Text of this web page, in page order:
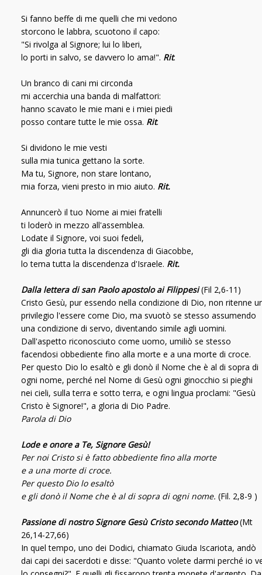
Si fanno beffe di me quelli che mi vedono
storcono le labbra, scuotono il capo:
"Si rivolga al Signore; lui lo liberi,
lo porti in salvo, se davvero lo ama!". Rit.
Un branco di cani mi circonda
mi accerchia una banda di malfattori:
hanno scavato le mie mani e i miei piedi
posso contare tutte le mie ossa. Rit.
Si dividono le mie vesti
sulla mia tunica gettano la sorte.
Ma tu, Signore, non stare lontano,
mia forza, vieni presto in mio aiuto. Rit.
Annuncerò il tuo Nome ai miei fratelli
ti loderò in mezzo all'assemblea.
Lodate il Signore, voi suoi fedeli,
gli dia gloria tutta la discendenza di Giacobbe,
lo tema tutta la discendenza d'Israele. Rit.
Dalla lettera di san Paolo apostolo ai Filippesi(Fil 2,6-11)
Cristo Gesù, pur essendo nella condizione di Dio, non ritenne
privilegio l'essere come Dio, ma svuotò se stesso assumendo
una condizione di servo, diventando simile agli uomini.
Dall'aspetto riconosciuto come uomo, umiliò se stesso
facendosi obbediente fino alla morte e a una morte di croce.
Per questo Dio lo esaltò e gli donò il Nome che è al di sopra di
ogni nome, perché nel Nome di Gesù ogni ginocchio si pieghi
nei cieli, sulla terra e sotto terra, e ogni lingua proclami: "Gesù
Cristo è Signore!", a gloria di Dio Padre.
Parola di Dio
Lode e onore a Te, Signore Gesù!
Per noi Cristo si è fatto obbediente fino alla morte
e a una morte di croce.
Per questo Dio lo esaltò
e gli donò il Nome che è al di sopra di ogni nome. (Fil. 2,8-9 )
Passione di nostro Signore Gesù Cristo secondo Matteo(Mt
26,14-27,66)
In quel tempo, uno dei Dodici, chiamato Giuda Iscariota, andò
dai capi dei sacerdoti e disse: "Quanto volete darmi perché io